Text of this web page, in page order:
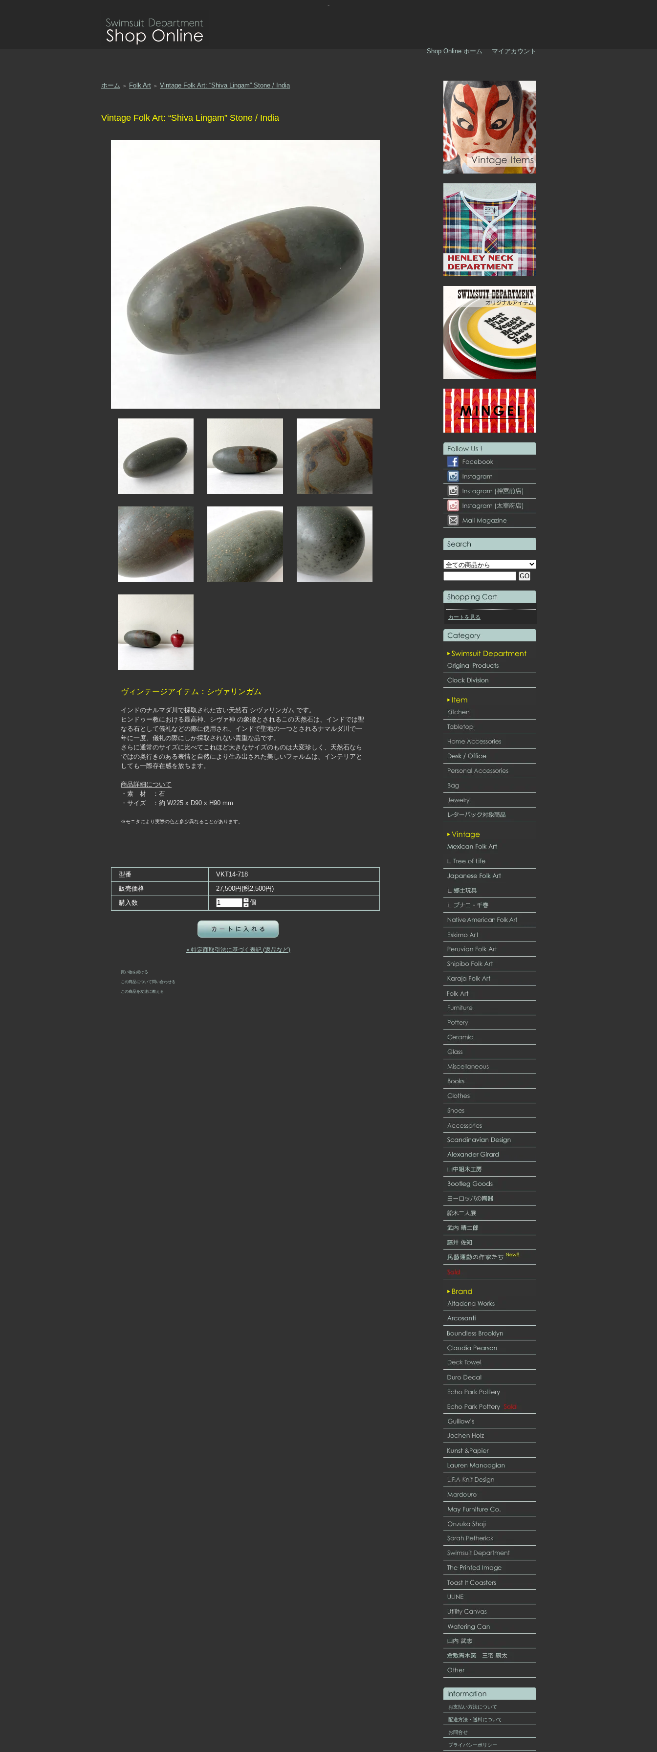
-
Shop Online ホーム マイアカウント
ホーム ＞ Folk Art ＞ Vintage Folk Art: “Shiva Lingam” Stone / India
Vintage Folk Art: “Shiva Lingam” Stone / India
ヴィンテージアイテム：シヴァリンガム
インドのナルマダ川で採取された古い天然石 シヴァリンガム です。
ヒンドゥー教における最高神、シヴァ神 の象徴とされるこの天然石は、インドでは聖
なる石として儀礼などの際に使用され、インドで聖地の一つとされるナマルダ川で一
年に一度、儀礼の際にしか採取されない貴重な品です。
さらに通常のサイズに比べてこれほど大きなサイズのものは大変珍しく、天然石なら
ではの奥行きのある表情と自然により生み出された美しいフォルムは、インテリアと
しても一際存在感を放ちます。
商品詳細について
・素 材 ：石
・サイズ ：約 W225 x D90 x H90 mm
※モニタにより実際の色と多少異なることがあります。
型番
VKT14-718
販売価格
27,500円(税2,500円)
購入数
個
» 特定商取引法に基づく表記 (返品など)
買い物を続ける
この商品について問い合わせる
この商品を友達に教える
カートを見る
お支払い方法について
配送方法・送料について
お問合せ
プライバシーポリシー